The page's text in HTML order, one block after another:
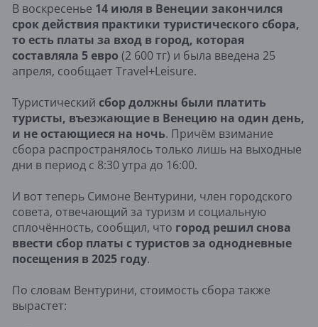
В воскресенье 14 июля в Венеции закончился
срок действия практики туристического сбора,
то есть платы за вход в город, которая
составляла 5 евро (2 600 тг) и была введена 25
апреля, сообщает Travel+Leisure.
Туристический сбор должны были платить
туристы, въезжающие в Венецию на один день,
и не остающиеся на ночь. Причём взимание
сбора распространялось только лишь на выходные
дни в период с 8:30 утра до 16:00.
И вот теперь Симоне Вентурини, член городского
совета, отвечающий за туризм и социальную
сплочённость, сообщил, что город решил снова
ввести сбор платы с туристов за однодневные
посещения в 2025 году.
По словам Вентурини, стоимость сбора также
вырастет: